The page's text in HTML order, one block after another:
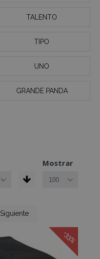
TALENTO
TIPO
UNO
GRANDE PANDA
Mostrar
Siguiente
-33%